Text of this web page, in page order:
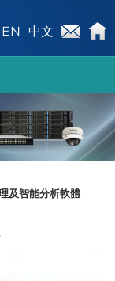
中文
EN
及智能分析軟體